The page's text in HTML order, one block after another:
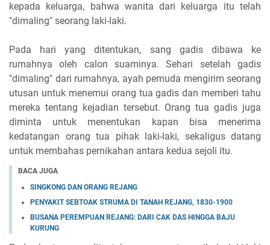
kepada keluarga, bahwa wanita dari keluarga itu telah
"dimaling" seorang laki-laki.
Pada hari yang ditentukan, sang gadis dibawa ke
rumahnya oleh calon suaminya. Sehari setelah gadis
"dimaling" dari rumahnya, ayah pemuda mengirim seorang
utusan untuk menemui orang tua gadis dan memberi tahu
mereka tentang kejadian tersebut. Orang tua gadis juga
diminta untuk menentukan kapan bisa menerima
kedatangan orang tua pihak laki-laki, sekaligus datang
untuk membahas pernikahan antara kedua sejoli itu.
BACA JUGA
SINGKONG DAN ORANG REJANG
PENYAKIT SEBTOAK STRUMA DI TANAH REJANG, 1830-1900
BUSANA PEREMPUAN REJANG: DARI CAK DAS HINGGA BAJU
KURUNG